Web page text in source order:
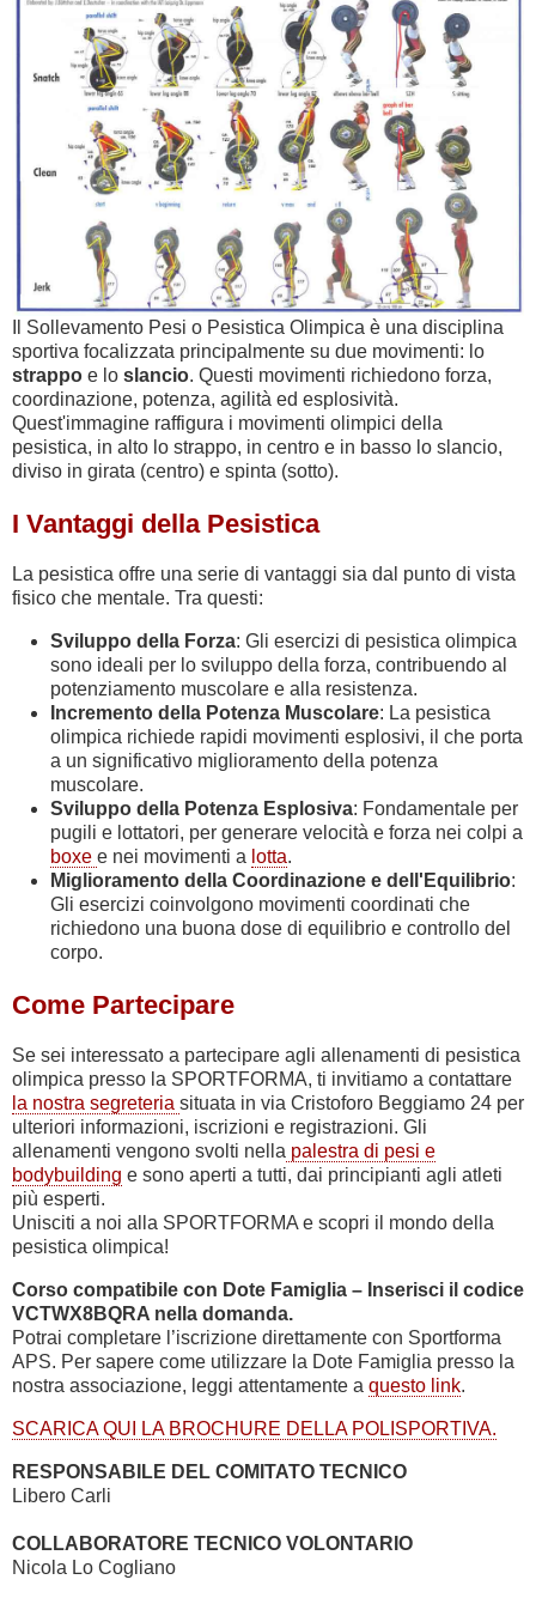
Il Sollevamento Pesi o Pesistica Olimpica è una disciplina
sportiva focalizzata principalmente su due movimenti: lo
strappo e lo slancio. Questi movimenti richiedono forza,
coordinazione, potenza, agilità ed esplosività.
Quest'immagine raffigura i movimenti olimpici della
pesistica, in alto lo strappo, in centro e in basso lo slancio,
diviso in girata (centro) e spinta (sotto).
I Vantaggi della Pesistica
La pesistica offre una serie di vantaggi sia dal punto di vista
fisico che mentale. Tra questi:
Sviluppo della Forza: Gli esercizi di pesistica olimpica
sono ideali per lo sviluppo della forza, contribuendo al
potenziamento muscolare e alla resistenza.
Incremento della Potenza Muscolare: La pesistica
olimpica richiede rapidi movimenti esplosivi, il che porta
a un significativo miglioramento della potenza
muscolare.
Sviluppo della Potenza Esplosiva: Fondamentale per
pugili e lottatori, per generare velocità e forza nei colpi a
boxe e nei movimenti a lotta.
Miglioramento della Coordinazione e dell'Equilibrio:
Gli esercizi coinvolgono movimenti coordinati che
richiedono una buona dose di equilibrio e controllo del
corpo.
Come Partecipare
Se sei interessato a partecipare agli allenamenti di pesistica
olimpica presso la SPORTFORMA, ti invitiamo a contattare
la nostra segreteria situata in via Cristoforo Beggiamo 24 per
ulteriori informazioni, iscrizioni e registrazioni. Gli
allenamenti vengono svolti nella palestra di pesi e
bodybuilding e sono aperti a tutti, dai principianti agli atleti
più esperti.
Unisciti a noi alla SPORTFORMA e scopri il mondo della
pesistica olimpica!
Corso compatibile con Dote Famiglia – Inserisci il codice
VCTWX8BQRA nella domanda.
Potrai completare l’iscrizione direttamente con Sportforma
APS. Per sapere come utilizzare la Dote Famiglia presso la
nostra associazione, leggi attentamente a questo link.
SCARICA QUI LA BROCHURE DELLA POLISPORTIVA.
RESPONSABILE DEL COMITATO TECNICO
Libero Carli
COLLABORATORE TECNICO VOLONTARIO
Nicola Lo Cogliano